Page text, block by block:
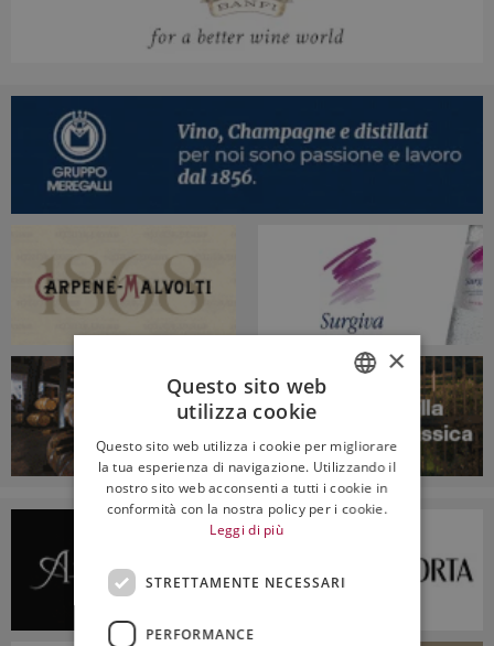
ENGLISH
×
Questo sito web
utilizza cookie
Questo sito web utilizza i cookie per migliorare
la tua esperienza di navigazione. Utilizzando il
nostro sito web acconsenti a tutti i cookie in
conformità con la nostra policy per i cookie.
Leggi di più
STRETTAMENTE NECESSARI
PERFORMANCE